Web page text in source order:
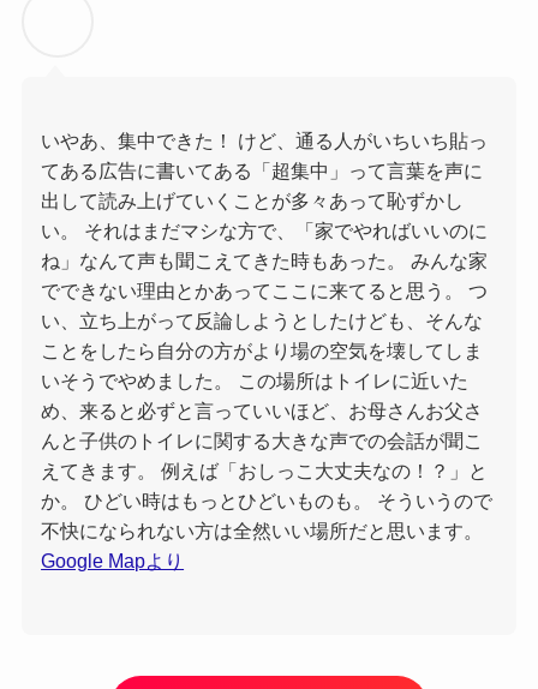
いやあ、集中できた！ けど、通る人がいちいち貼っ
てある広告に書いてある「超集中」って言葉を声に
出して読み上げていくことが多々あって恥ずかし
い。 それはまだマシな方で、「家でやればいいのに
ね」なんて声も聞こえてきた時もあった。 みんな家
でできない理由とかあってここに来てると思う。 つ
い、立ち上がって反論しようとしたけども、そんな
ことをしたら自分の方がより場の空気を壊してしま
いそうでやめました。 この場所はトイレに近いた
め、来ると必ずと言っていいほど、お母さんお父さ
んと子供のトイレに関する大きな声での会話が聞こ
えてきます。 例えば「おしっこ大丈夫なの！？」と
か。 ひどい時はもっとひどいものも。 そういうので
不快になられない方は全然いい場所だと思います。
Google Mapより